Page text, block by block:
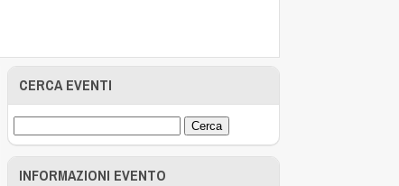
CERCA EVENTI
INFORMAZIONI EVENTO